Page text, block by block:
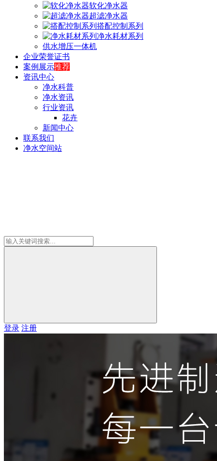
软化净水器
超滤净水器
搭配控制系列
净水耗材系列
供水增压一体机
企业荣誉证书
案例展示推荐
资讯中心
净水科普
净水资讯
行业资讯
花卉
新闻中心
联系我们
净水空间站
登录 注册